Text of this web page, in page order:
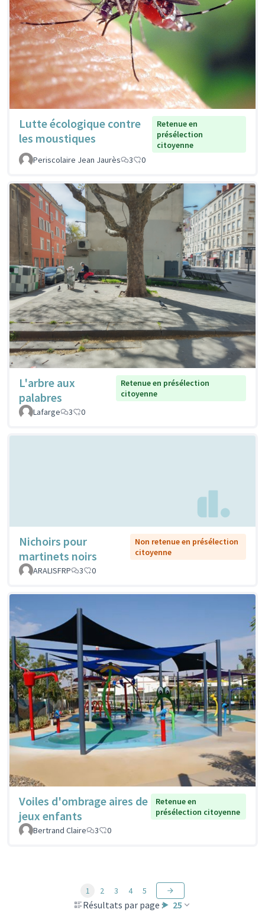
Lutte écologique contre
les moustiques
Retenue en
présélection
citoyenne
Periscolaire Jean Jaurès
3 0
L'arbre aux
palabres
Retenue en présélection
citoyenne
Lafarge
3 0
Nichoirs pour
martinets noirs
Non retenue en présélection
citoyenne
ARALISFRP
3 0
Voiles d'ombrage aires de
jeux enfants
Retenue en
présélection citoyenne
Bertrand Claire
3 0
Résultats par page : 25
1 2 3 4 5